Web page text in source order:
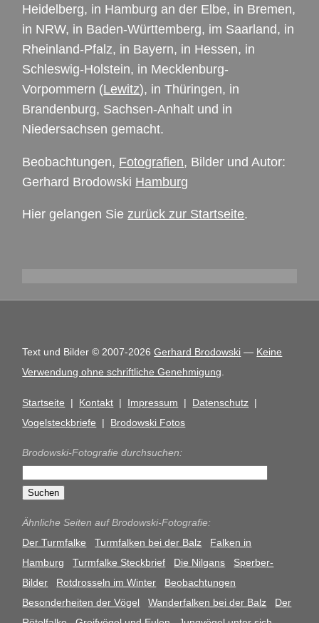
Heidelberg, in Hamburg an der Elbe, in Bremen,
in NRW, in Baden-Württemberg, im Saarland, in
Rheinland-Pfalz, in Bayern, in Hessen, in
Schleswig-Holstein, in Mecklenburg-
Vorpommern (Lewitz), in Thüringen, in
Brandenburg, Sachsen-Anhalt und in
Niedersachsen gemacht.
Beobachtungen, Fotografien, Bilder und Autor:
Gerhard Brodowski Hamburg
Hier gelangen Siezurück zur Startseite.
Text und Bilder © 2007-2026Gerhard Brodowski — Keine
Verwendung ohne schriftliche Genehmigung.
Startseite | Kontakt | Impressum | Datenschutz |
Vogelsteckbriefe | Brodowski Fotos
Brodowski-Fotografie durchsuchen:
Ähnliche Seiten auf Brodowski-Fotografie:
Der Turmfalke
Turmfalken bei der Balz
Falken in
Hamburg
Turmfalke Steckbrief Die Nilgans
Sperber-
Bilder
Rotdrosseln im Winter
Beobachtungen
Besonderheiten der Vögel
Wanderfalken bei der Balz
Der